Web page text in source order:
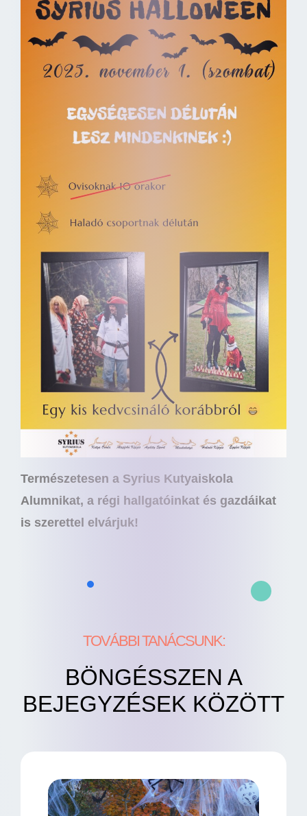
Természetesen a Syrius Kutyaiskola
Alumnikat, a régi hallgatóinkat és gazdáikat
is szerettel elvárjuk!
TOVÁBBI TANÁCSUNK:
BÖNGÉSSZEN A
BEJEGYZÉSEK KÖZÖTT